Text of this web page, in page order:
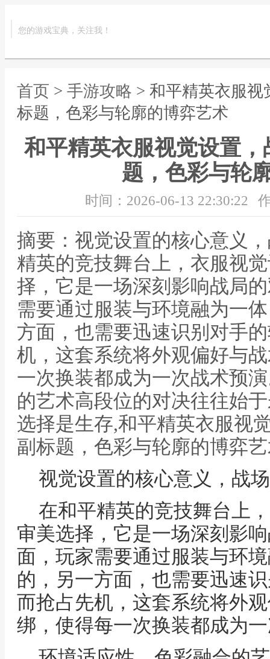
您的游戏宝典，关注我！
首页 > 手游攻略 > 和平精英衣服
标题，色彩与轮廓的博弈艺术
和平精英衣服视觉设置
题，色彩与轮
时间：2026-06-13 22:30:22
摘要：视觉设置的核心意义
精英的竞技舞台上，衣服视
择，它是一场深刻影响战局
需要通过服装与环境融为一
方面，也需要迅速识别对手
机，这套系统将外观偏好与
一次换装都成为一次战术预
的艺术高段位的对决往往始
选择是生存,和平精英衣服视
副标题，色彩与轮廓的博弈
视觉设置的核心意义，战
在和平精英的竞技舞台上
审美选择，它是一场深刻影
面，玩家需要通过服装与环
的，另一方面，也需要迅速
而抢占先机，这套系统将外
绑，使得每一次换装都成为